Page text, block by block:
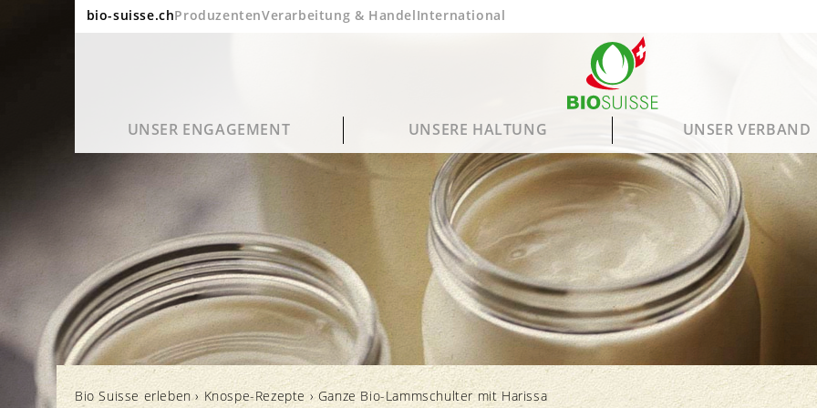
bio-suisse.chProduzentenVerarbeitung & HandelInternational
UNSER ENGAGEMENT UNSERE HALTUNG UNSER VERBAND
Nachhaltigkeit
Qualität und Geschmack
Gesundheit
Tierwohl
Fütterung
Haltung
Häufige Fragen
Verarbeitung und Verpackung
Label und Kontrolle
Unsere Meinung
Bio Suisse Portrait
Bio in Zahlen
Jahresberichte
Unsere Mitglieder
Mitgliedorganisationen
Blog
Kino
Newsletter
Knospe-Produkte
Saisonkalender
Bio Gourmet Knospe
Bio Suisse erleben› Knospe-Rezepte › Ganze Bio-Lammschulter mit Harissa